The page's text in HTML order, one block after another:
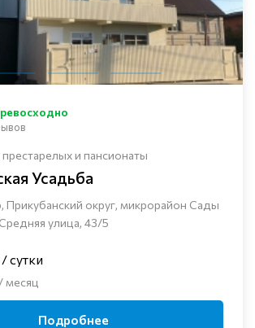
и пансионаты
Усадьба
Прикубанский округ, микрорайон Сады
улица, 43/5
/ сутки
месяц
Подробнее